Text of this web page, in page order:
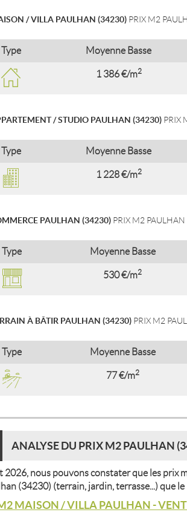
/ VILLA PAULHAN (34230) PRIX M2
Type Moyenne Basse
1 386 €/m2
/ STUDIO PAULHAN (34230) PRIX
Type Moyenne Basse
1 228 €/m2
PAULHAN (34230) PRIX M2 PAULHAN
Type Moyenne Basse
530 €/m2
À BÂTIR PAULHAN (34230) PRIX M2
Type Moyenne Basse
77 €/m2
ANALYSE DU PRIX M2 PAULHAN
2026, nous pouvons constater que les prix
(34230) (terrain, jardin, terrasse...) que
MAISON / VILLA PAULHAN -